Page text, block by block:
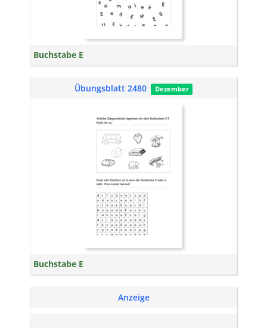
Buchstabe E
Übungsblatt 2480 Dezember
Buchstabe E
Anzeige